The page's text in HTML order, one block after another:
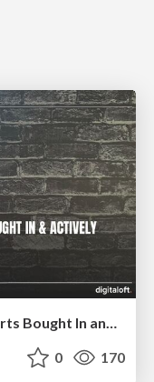
How to Get Subject Matter Experts Bought In and Actively Contributing to SEO & PR Initiatives.
0 170